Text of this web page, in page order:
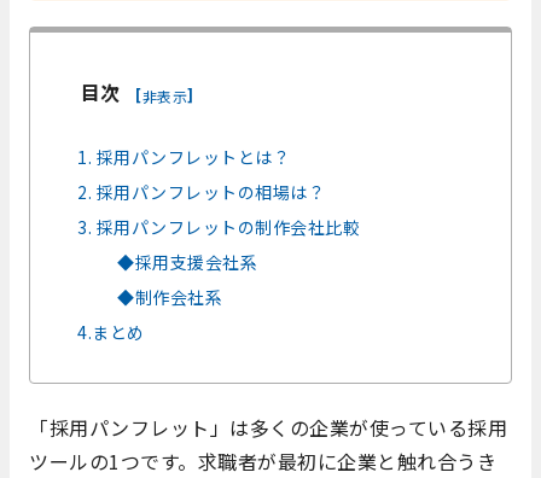
目次 [非表示]
1. 採用パンフレットとは？
2. 採用パンフレットの相場は？
3. 採用パンフレットの制作会社比較
◆採用支援会社系
◆制作会社系
4.まとめ
「採用パンフレット」は多くの企業が使っている採用
ツールの1つです。求職者が最初に企業と触れ合うき